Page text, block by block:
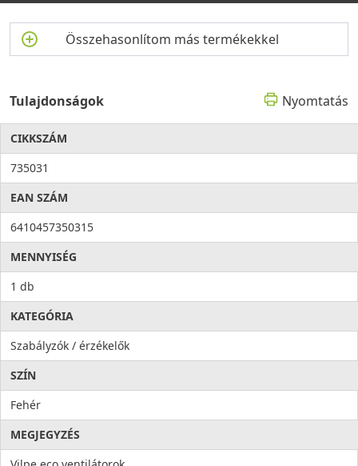
Összehasonlítom más termékekkel
Tulajdonságok Nyomtatás
CIKKSZÁM
735031
EAN SZÁM
6410457350315
MENNYISÉG
1 db
KATEGÓRIA
Szabályzók / érzékelők
SZÍN
Fehér
MEGJEGYZÉS